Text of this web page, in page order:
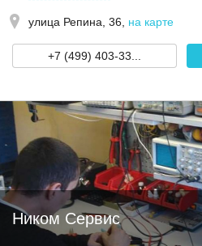
улица Репина, 36 на карте
+7 (499) 403-33...
Ником Сервис